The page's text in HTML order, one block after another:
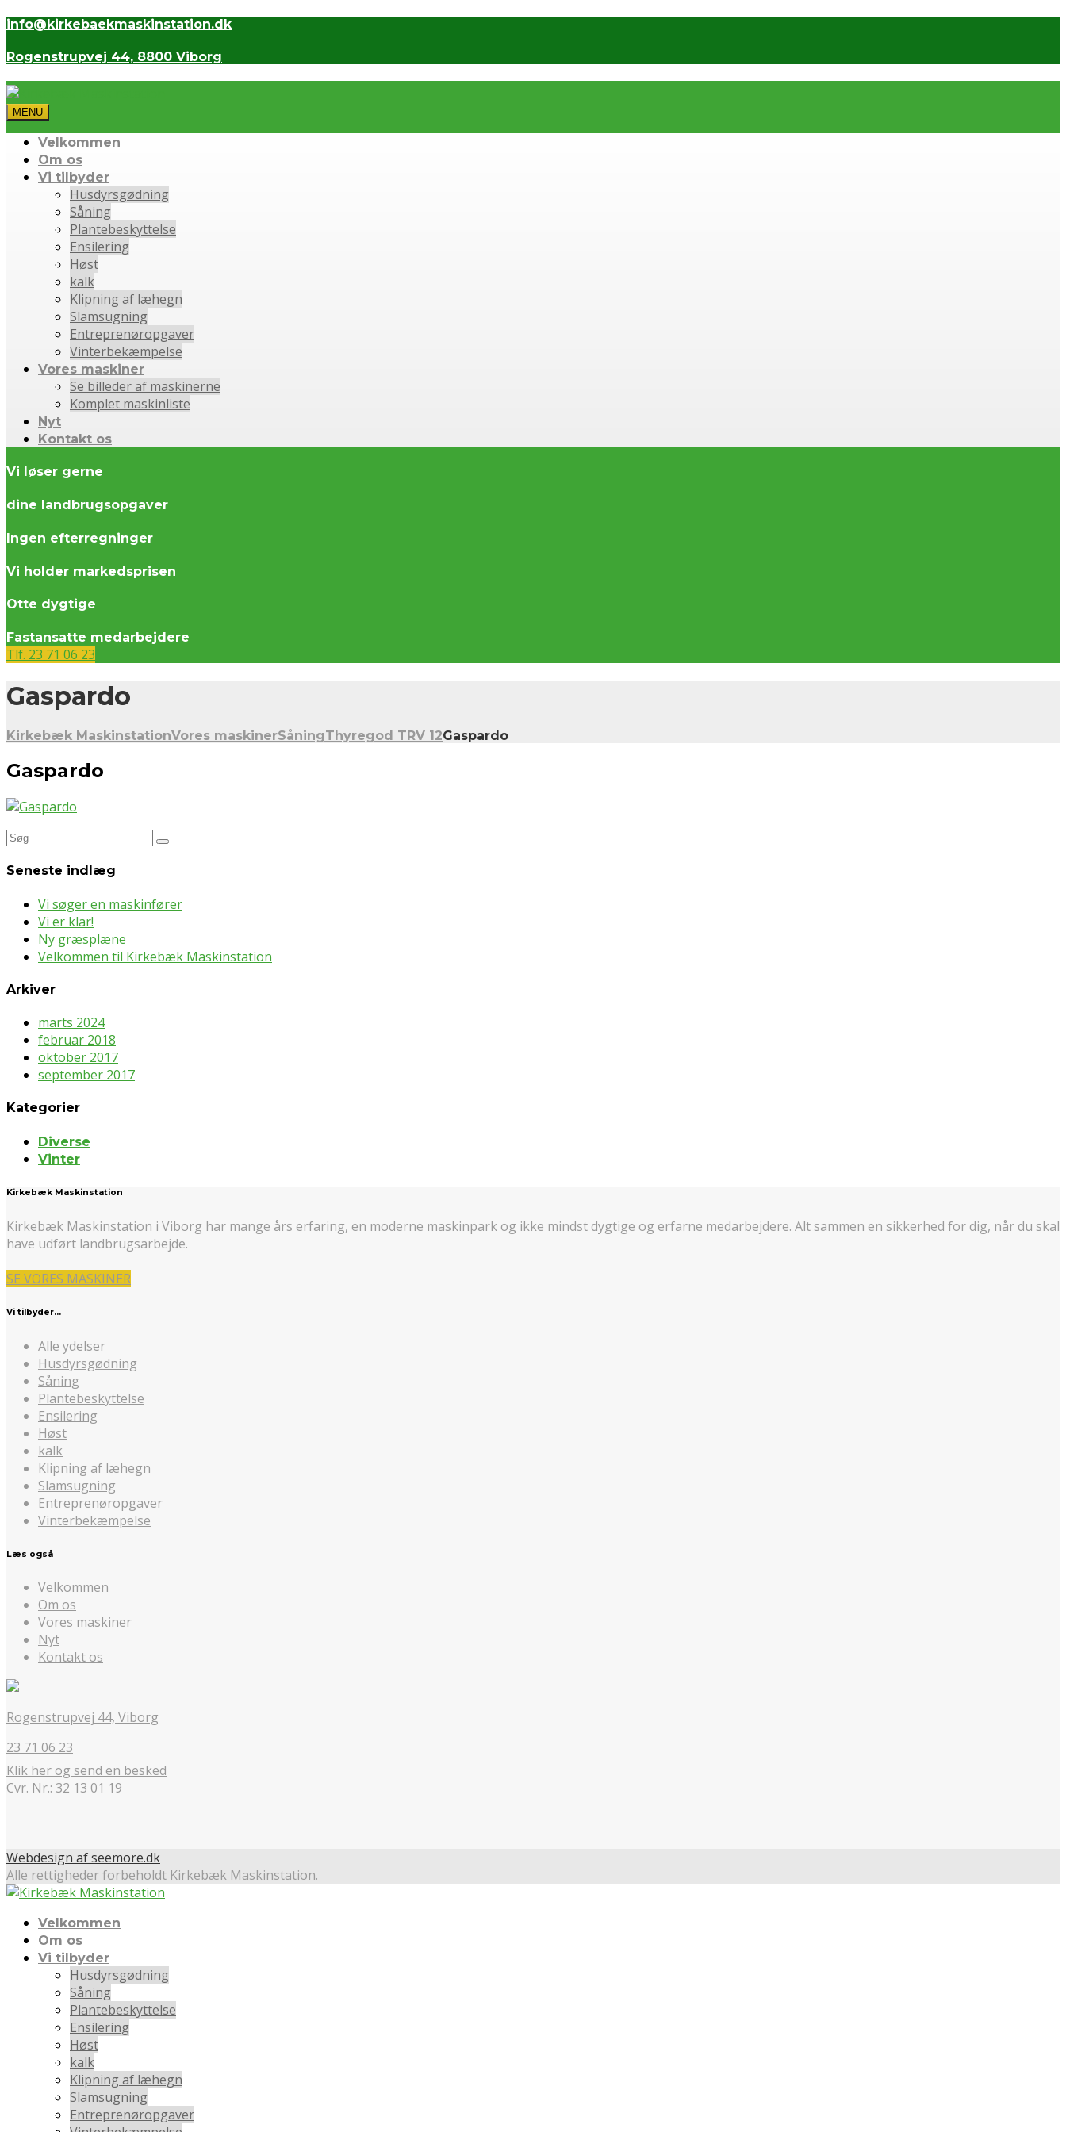
info@kirkebaekmaskinstation.dk
Rogenstrupvej 44, 8800 Viborg
MENU
Velkommen
Om os
Vi tilbyder
Husdyrsgødning
Såning
Plantebeskyttelse
Ensilering
Høst
kalk
Klipning af læhegn
Slamsugning
Entreprenøropgaver
Vinterbekæmpelse
Vores maskiner
Se billeder af maskinerne
Komplet maskinliste
Nyt
Kontakt os
Vi løser gerne
dine landbrugsopgaver
Ingen efterregninger
Vi holder markedsprisen
Otte dygtige
Fastansatte medarbejdere
Tlf. 23 71 06 23
Gaspardo
Kirkebæk MaskinstationVores maskinerSåningThyregod TRV 12Gaspardo
Gaspardo
Søg
Seneste indlæg
Vi søger en maskinfører
Vi er klar!
Ny græsplæne
Velkommen til Kirkebæk Maskinstation
Arkiver
marts 2024
februar 2018
oktober 2017
september 2017
Kategorier
Diverse
Vinter
Kirkebæk Maskinstation
Kirkebæk Maskinstation i Viborg har mange års erfaring, en moderne maskinpark og ikke mindst dygtige og erfarne medarbejdere. Alt sammen en sikkerhed for dig, når du skal
have udført landbrugsarbejde.
SE VORES MASKINER
Vi tilbyder…
Alle ydelser
Husdyrsgødning
Såning
Plantebeskyttelse
Ensilering
Høst
kalk
Klipning af læhegn
Slamsugning
Entreprenøropgaver
Vinterbekæmpelse
Læs også
Velkommen
Om os
Vores maskiner
Nyt
Kontakt os
Rogenstrupvej 44, Viborg
23 71 06 23
Klik her og send en besked
Cvr. Nr.: 32 13 01 19
Webdesign af seemore.dk
Alle rettigheder forbeholdt Kirkebæk Maskinstation.
Velkommen
Om os
Vi tilbyder
Husdyrsgødning
Såning
Plantebeskyttelse
Ensilering
Høst
kalk
Klipning af læhegn
Slamsugning
Entreprenøropgaver